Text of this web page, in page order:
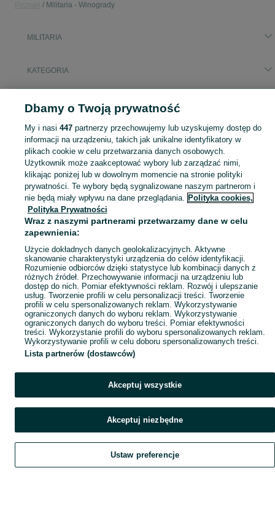
Militaria - Winogrady
MILITARIA
KATEGORIA
szydło
Sprzedaż militariów Poznań ▶️ Aktualne oferty nowe i używane ✅ Szeroki wybór produktów w atrakcyjnych cenach ✌ Przeglądaj ogłoszenia na OLX.pl!
Mapa kategorii
Mapa miejscowości
Mapa ministron
Popularne wyszukiwania
Szukaj Obserwujesz Dodaj Czat Konto
Dbamy o Twoją prywatność
My i nasi 447partnerzy przechowujemy lub uzyskujemy dostęp do
informacji na urządzeniu, takich jak unikalne identyfikatory w
plikach cookie w celu przetwarzania danych osobowych.
Użytkownik może zaakceptować wybory lub zarządzać nimi,
klikając poniżej lub w dowolnym momencie na stronie polityki
prywatności. Te wybory będą sygnalizowane naszym partnerom i
nie będą miały wpływu na dane przeglądania. Polityka cookies,
Polityka Prywatności
Wraz z naszymi partnerami przetwarzamy dane w celu
zapewnienia:
Użycie dokładnych danych geolokalizacyjnych. Aktywne
skanowanie charakterystyki urządzenia do celów identyfikacji.
Rozumienie odbiorców dzięki statystyce lub kombinacji danych z
różnych źródeł. Przechowywanie informacji na urządzeniu lub
dostęp do nich. Pomiar efektywności reklam. Rozwój i ulepszanie
usług. Tworzenie profili w celu personalizacji treści. Tworzenie
profili w celu spersonalizowanych reklam. Wykorzystywanie
ograniczonych danych do wyboru reklam. Wykorzystywanie
ograniczonych danych do wyboru treści. Pomiar efektywności
treści. Wykorzystanie profili do wyboru spersonalizowanych reklam.
Wykorzystywanie profili w celu doboru spersonalizowanych treści.
Lista partnerów (dostawców)
Akceptuj wszystkie
Akceptuj niezbędne
Ustaw preferencje